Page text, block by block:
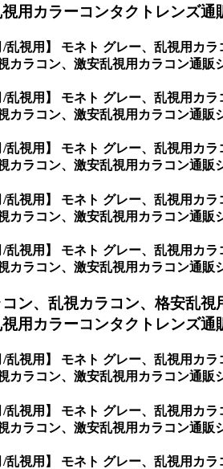
用カラーコンタクトレンズ通
/乱視用】 モネト グレー、乱視用カ
カラコン、激安乱視用カラコン通販
/乱視用】 モネト グレー、乱視用カ
カラコン、激安乱視用カラコン通
/乱視用】 モネト グレー、乱視用カ
カラコン、激安乱視用カラコン通販
/乱視用】 モネト グレー、乱視用カ
カラコン、激安乱視用カラコン通
/乱視用】 モネト グレー、乱視用カ
カラコン、激安乱視用カラコン通
ン、乱視カラコン、格安乱
用カラーコンタクトレンズ
/乱視用】 モネト グレー、乱視用カ
カラコン、激安乱視用カラコン通
/乱視用】 モネト グレー、乱視用カ
カラコン、激安乱視用カラコン通
/乱視用】 モネト グレー、乱視用カ